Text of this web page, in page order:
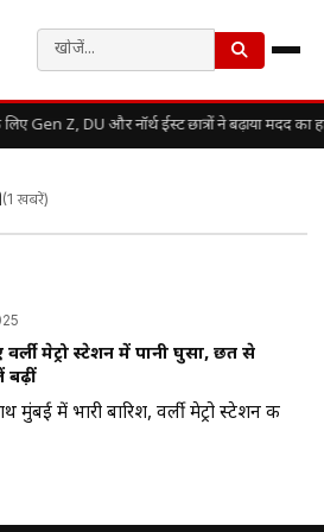
Gen Z, DU और नॉर्थ ईस्ट छात्रों ने बढ़ाया मदद का
(1 खबरें)
मेट्रो स्टेशन में पानी घुसा, छत से
बढ़ीं
में भारी बारिश, वर्ली मेट्रो स्टेशन की